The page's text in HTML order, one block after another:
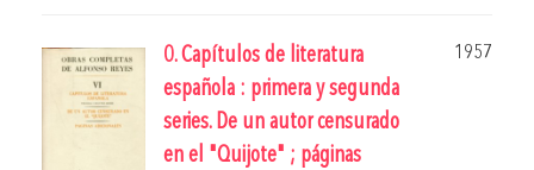
0. Capítulos de literatura
española : primera y segunda
series. De un autor censurado
en el "Quijote" ; páginas
1957